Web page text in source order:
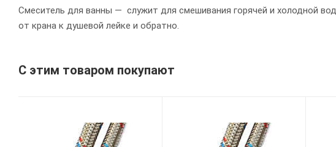
Смеситель для ванны — cлужит для смешивания горячей и холодной
от крана к душевой лейке и обратно.
С этим товаром покупают